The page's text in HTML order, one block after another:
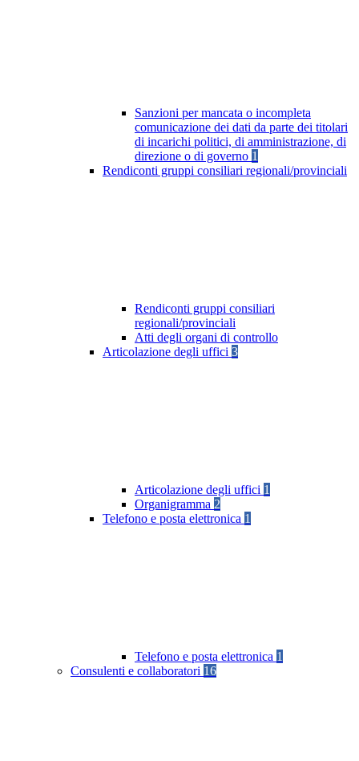
Sanzioni per mancata o incompleta
comunicazione dei dati da parte dei titolari
di incarichi politici, di amministrazione, di
direzione o di governo 1
Rendiconti gruppi consiliari regionali/provinciali
Rendiconti gruppi consiliari
regionali/provinciali
Atti degli organi di controllo
Articolazione degli uffici 3
Articolazione degli uffici 1
Organigramma 2
Telefono e posta elettronica 1
Telefono e posta elettronica 1
Consulenti e collaboratori 16